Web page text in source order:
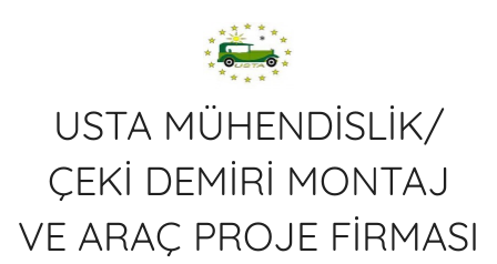
USTA MÜHENDİSLİK/
ÇEKİ DEMİRİ MONTAJ
VE ARAÇ PROJE FİRMASI